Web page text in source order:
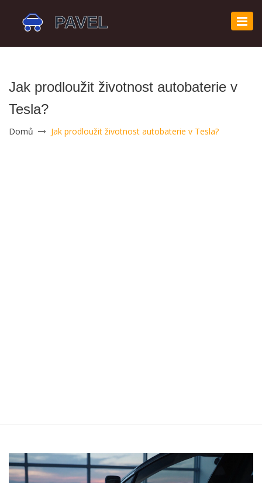
Jak prodloužit životnost autobaterie v
Tesla?
Domů Jak prodloužit životnost autobaterie v Tesla?